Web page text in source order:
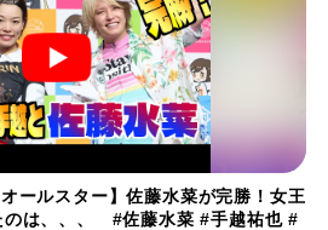
ールスター】佐藤水菜が完勝！女王
のは、、、 #佐藤水菜 #手越祐也 #